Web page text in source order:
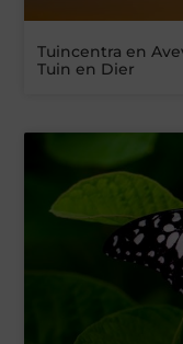
Tuincentra en
Tuin en Dier